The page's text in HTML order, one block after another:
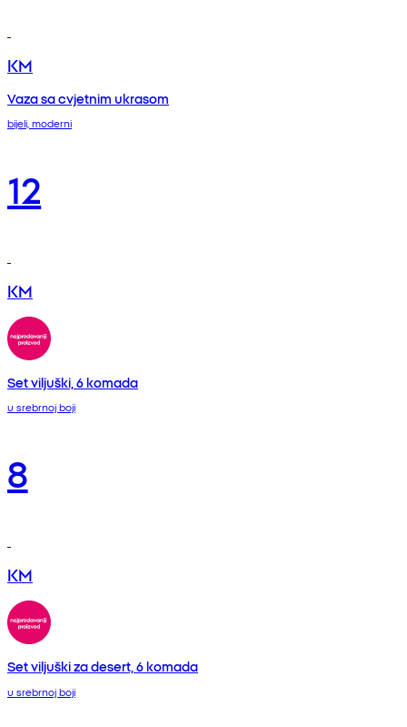
KM
Vaza sa cvjetnim ukrasom
bijeli, moderni
12
KM
Set viljuški, 6 komada
u srebrnoj boji
8
KM
Set viljuški za desert, 6 komada
u srebrnoj boji